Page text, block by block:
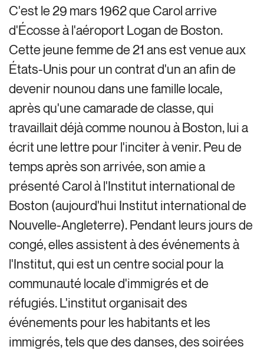
C'est le 29 mars 1962 que Carol arrive
d'Écosse à l'aéroport Logan de Boston.
Cette jeune femme de 21 ans est venue aux
États-Unis pour un contrat d'un an afin de
devenir nounou dans une famille locale,
après qu'une camarade de classe, qui
travaillait déjà comme nounou à Boston, lui a
écrit une lettre pour l'inciter à venir. Peu de
temps après son arrivée, son amie a
présenté Carol à l'Institut international de
Boston (aujourd'hui Institut international de
Nouvelle-Angleterre). Pendant leurs jours de
congé, elles assistent à des événements à
l'Institut, qui est un centre social pour la
communauté locale d'immigrés et de
réfugiés. L'institut organisait des
événements pour les habitants et les
immigrés, tels que des danses, des soirées